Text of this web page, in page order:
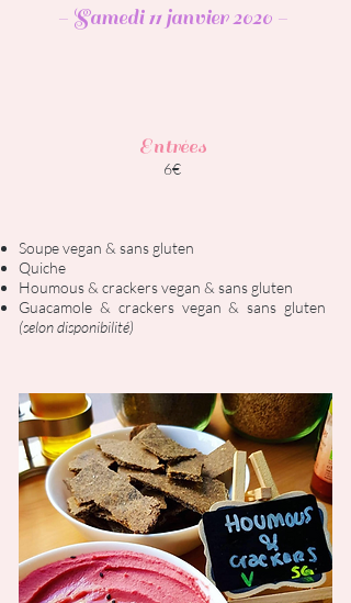
- Samedi 11 janvier 2020 -
Entrées
6€
Soupe vegan & sans gluten
Quiche
Houmous & crackers vegan & sans gluten
Guacamole & crackers vegan & sans gluten
(selon disponibilité)